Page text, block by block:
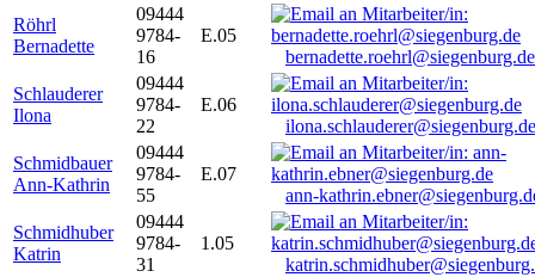
Röhrl
Bernadette
09444
9784-
16
E.05
bernadette.roehrl@siegenburg.de
Schlauderer
Ilona
09444
9784-
22
E.06
ilona.schlauderer@siegenburg.de
Schmidbauer
Ann-Kathrin
09444
9784-
55
E.07
ann-
Schmidhuber
Katrin
09444
9784-
31
1.05